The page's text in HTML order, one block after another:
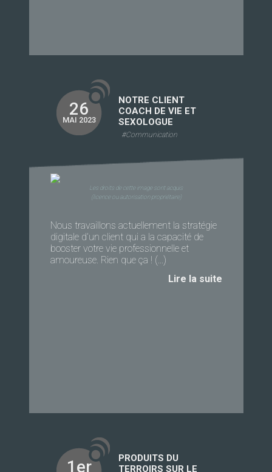
26
MAI 2023
NOTRE CLIENT
COACH DE VIE ET
SEXOLOGUE
#Communication
Les droits de cette image sont acquis
(licence ou autorisation propriétaire)
Nous travaillons actuellement la stratégie
digitale d’un client qui a la capacité de
booster votre vie professionnelle et
amoureuse. Rien que ça ! (...)
Lire la suite
1er
PRODUITS DU
TERROIRS SUR LE